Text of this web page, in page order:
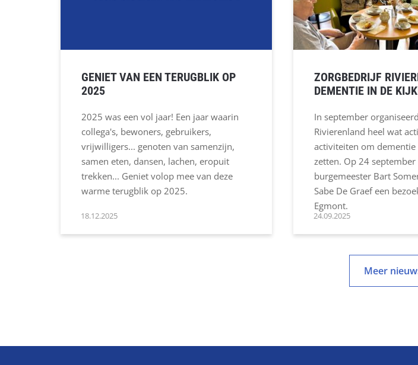
GENIET VAN EEN TERUGBLIK OP
2025
2025 was een vol jaar! Een jaar waarin
collega's, bewoners, gebruikers,
vrijwilligers... genoten van samenzijn,
samen eten, dansen, lachen, eropuit
trekken... Geniet volop mee van deze
warme terugblik op 2025.
18.12.2025
ZORGBEDRIJF
DEMENTIE IN DE
In september
Rivierenland heel wat
activiteiten om
zetten. Op 24
burgemeester Bart
Sabe De Graef een
Egmont.
24.09.2025
Meer